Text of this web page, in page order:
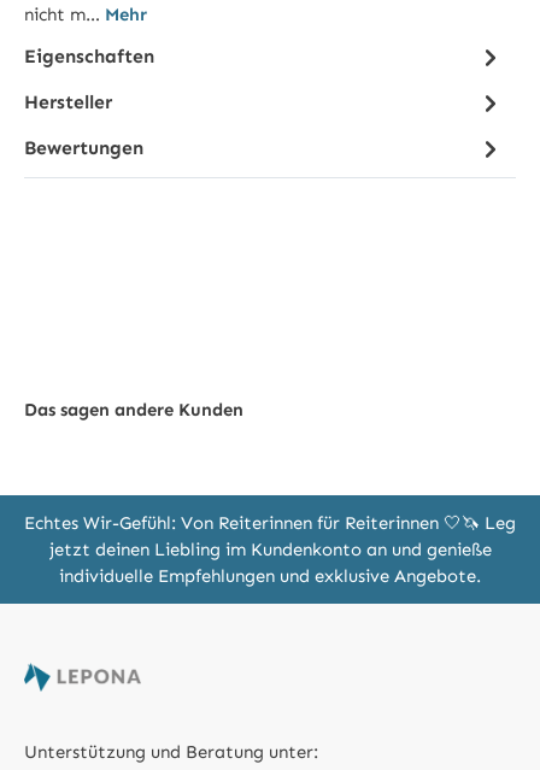
nicht m… Mehr
Eigenschaften
Hersteller
Bewertungen
Das sagen andere Kunden
Echtes Wir-Gefühl: Von Reiterinnen für Reiterinnen 🤍🦄 Leg
jetzt deinen Liebling im Kundenkonto an und genieße
individuelle Empfehlungen und exklusive Angebote.
Unterstützung und Beratung unter: